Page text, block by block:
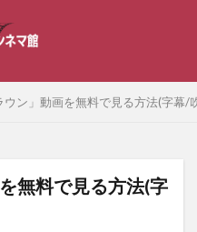
ウン」動画を無料で見る方法(字幕/
無料で見る方法(字